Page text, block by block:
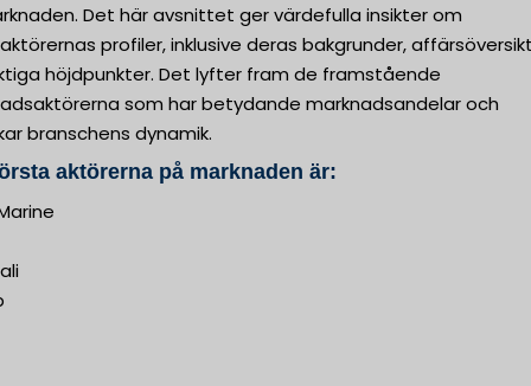
Det här avsnittet ger värdefulla insikter om
profiler, inklusive deras bakgrunder,
höjdpunkter. Det lyfter fram de framstående
som har betydande marknadsandelar och
branschens dynamik.
aktörerna på marknaden är: